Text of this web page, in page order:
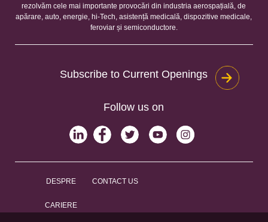
rezolvăm cele mai importante provocări din industria aerospațială, de
apărare, auto, energie, hi-Tech, asistență medicală, dispozitive medicale,
feroviar și semiconductore.
Subscribe to Current Openings
Follow us on
DESPRE CONTACT US
CARIERE